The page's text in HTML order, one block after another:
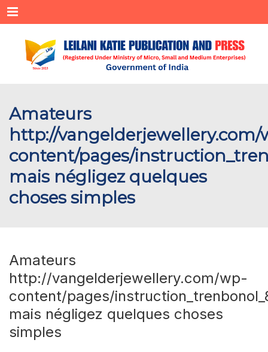
Menu
Amateurs
http://vangelderjewellery.com/
content/pages/
mais négligez quelques
choses simples
Amateurs
http://vangelderjewellery.com/wp-
content/pages/
mais négligez quelques choses
simples